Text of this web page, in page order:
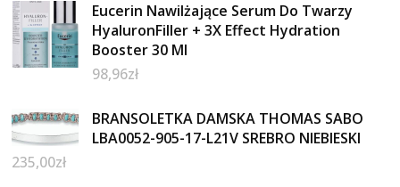
Eucerin Nawilżające Serum Do Twarzy
HyaluronFiller + 3X Effect Hydration
Booster 30 Ml
98,96zł
BRANSOLETKA DAMSKA THOMAS SABO
LBA0052-905-17-L21V SREBRO NIEBIESKI
235,00zł